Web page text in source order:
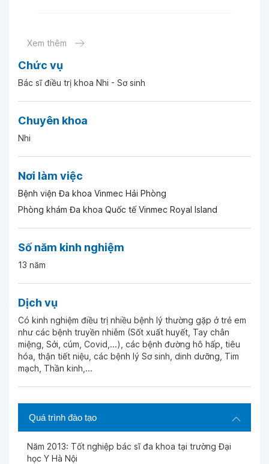
Chức vụ
Bác sĩ điều trị khoa Nhi - Sơ sinh
Chuyên khoa
Nhi
Nơi làm việc
Bệnh viện Đa khoa Vinmec Hải Phòng
Phòng khám Đa khoa Quốc tế Vinmec Royal Island
Số năm kinh nghiệm
13 năm
Dịch vụ
Có kinh nghiệm điều trị nhiều bệnh lý thường gặp ở trẻ em
như các bệnh truyền nhiễm (Sốt xuất huyết, Tay chân
miệng, Sởi, cúm, Covid,...), các bệnh đường hô hấp, tiêu
hóa, thận tiết niệu, các bệnh lý Sơ sinh, dinh dưỡng, Tim
mạch, Thần kinh,...
Quá trình đào tạo
Năm 2013: Tốt nghiệp bác sĩ đa khoa tại trường Đại
học Y Hà Nội
Xem thêm